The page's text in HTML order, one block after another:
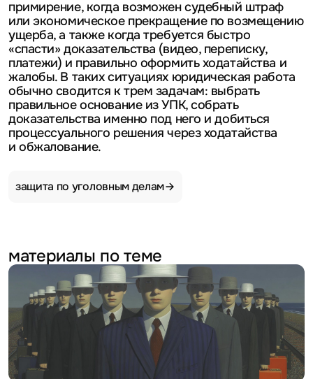
примирение, когда возможен судебный штраф
или экономическое прекращение по возмещению
ущерба, а также когда требуется быстро
«спасти» доказательства (видео, переписку,
платежи) и правильно оформить ходатайства и
жалобы. В таких ситуациях юридическая работа
обычно сводится к трем задачам: выбрать
правильное основание из УПК, собрать
доказательства именно под него и добиться
процессуального решения через ходатайства
и обжалование.
защита по уголовнымделам
материалы по теме